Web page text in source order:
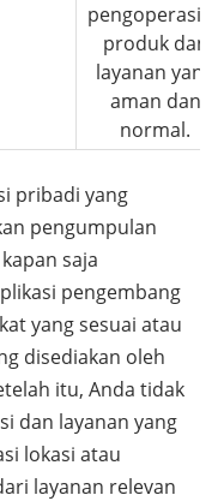
pengoperasian
produk dan
layanan yang
aman dan
normal.
pribadi yang
pengumpulan
saja
pengembang
yang sesuai atau
disediakan oleh
itu, Anda tidak
dan layanan yang
lokasi atau
layanan relevan